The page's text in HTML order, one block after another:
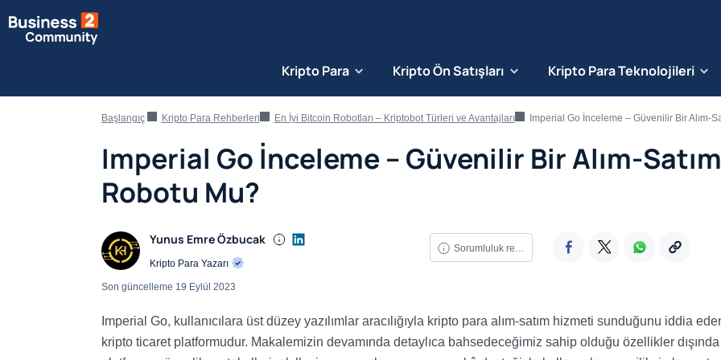
Kripto Para Kripto Ön Satışları Kripto Para Teknolojileri
Başlangıç Kripto Para Rehberleri En İyi Bitcoin Robotları – Kriptobot Türleri ve Avantajları Imperial Go İnceleme – Güvenilir Bir Alım-Satım
Imperial Go İnceleme – Güvenilir Bir Alım-Satım
Robotu Mu?
Yunus Emre Özbucak
Kripto Para Yazarı
Son güncelleme 19 Eylül 2023
Imperial Go, kullanıcılara üst düzey yazılımlar aracılığıyla kripto para alım-satım hizmeti sunduğunu iddia
kripto ticaret platformudur. Makalemizin devamında detaylıca bahsedeceğimiz sahip olduğu özellikler dışında